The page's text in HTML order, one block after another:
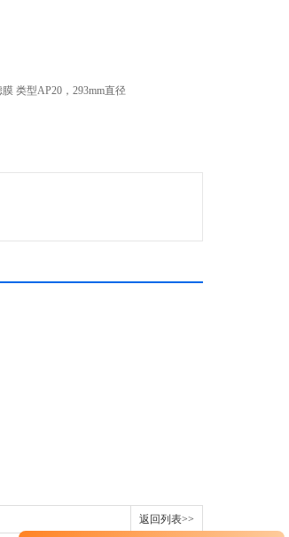
类型AP20，293mm直径
返回列表>>